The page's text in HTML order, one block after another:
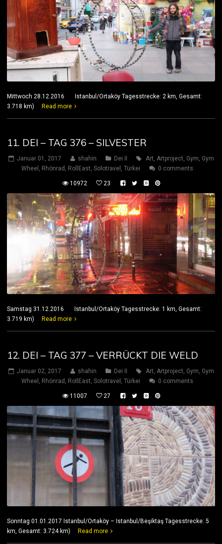
Mittwoch 28.12.2016 Istanbul/Ortaköy Tagesstrecke: 2 km, Gesamt:
3.718 km)
Read more
11. DEI – TAG 376 – SILVESTER
Januar 01, 2017 shahin Dei II Art, Artproject, Gym, Gym
Wheel , Rhönrad , RollEast, Solotravel , Türkei 0 comments
10972 23
Samstag 31.12.2016 Istanbul/Ortaköy Tagesstrecke: 1 km, Gesamt:
3.719 km) Read more
12. DEI – TAG 377 – VERRÜCKT DIE WELD
Januar 02, 2017 shahin Dei II Art Artproject Gym Gym
Wheel
Rhönrad RollEast Solotravel Türkei 0 comments
11007 27
Sonntag 01.01.2017 Istanbul/Ortaköy – Istanbul/Beşiktaş Tagesstrecke: 5
km, Gesamt: 3.724 km) Read more